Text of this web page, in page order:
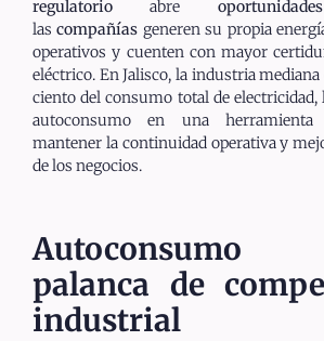
regulatorio abre oportunidades
lascompañías generen su propia
operativos y cuenten con mayor
eléctrico. En Jalisco, la industria
ciento del consumo total de
autoconsumo en una herramienta
mantener la continuidad operativa y
de los negocios.
palanca de
industrial